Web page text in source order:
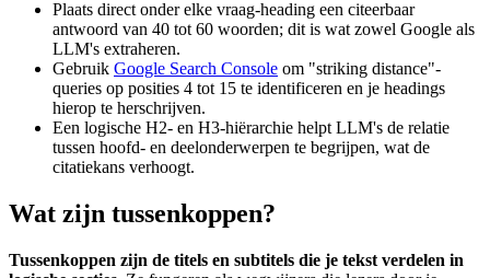
Plaats direct onder elke vraag-heading een citeerbaar
antwoord van 40 tot 60 woorden; dit is wat zowel Google als
LLM's extraheren.
Gebruik Google Search Console om "striking distance"-
queries op posities 4 tot 15 te identificeren en je headings
hierop te herschrijven.
Een logische H2- en H3-hiërarchie helpt LLM's de relatie
tussen hoofd- en deelonderwerpen te begrijpen, wat de
citatiekans verhoogt.
Wat zijn tussenkoppen?
Tussenkoppen zijn de titels en subtitels die je tekst verdelen in